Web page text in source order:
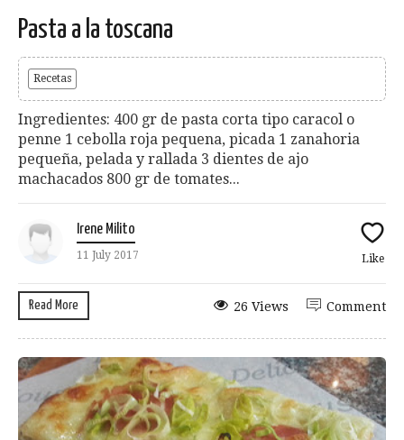
Pasta a la toscana
Recetas
Ingredientes: 400 gr de pasta corta tipo caracol o
penne 1 cebolla roja pequena, picada 1 zanahoria
pequeña, pelada y rallada 3 dientes de ajo
machacados 800 gr de tomates...
Irene Milito
11 July 2017 Like
Read More Comment
26 Views